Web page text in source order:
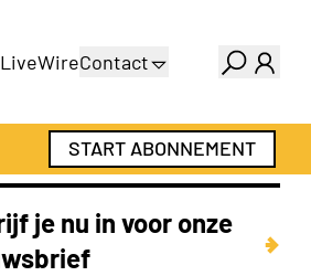
LiveWireContact
Adverteren
Abonnementen
START ABONNEMENT
je nu in voor onze